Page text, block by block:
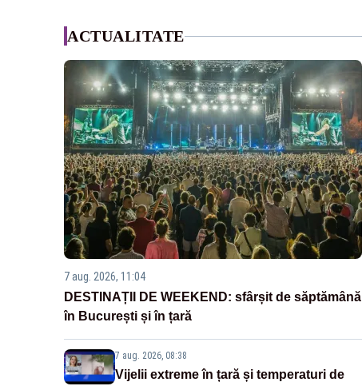
ACTUALITATE
7 aug. 2026, 11:04
DESTINAȚII DE WEEKEND: sfârșit de săptămână
în București și în țară
7 aug. 2026, 08:38
Vijelii extreme în țară și temperaturi de